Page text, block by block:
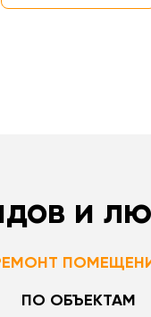
и
ПО ОБЪЕКТАМ